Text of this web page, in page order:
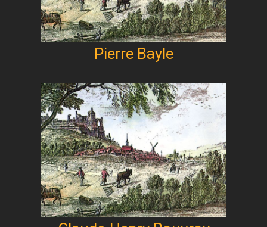
Pierre Bayle